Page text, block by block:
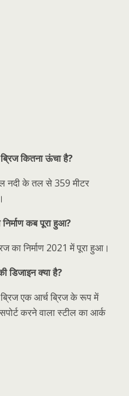
कितना ऊंचा है?
नदी के तल से 359 मीटर
कब पूरा हुआ?
का निर्माण 2021 में पूरा हुआ।
डिजाइन क्या है?
एक आर्च ब्रिज के रूप में
करने वाला स्टील का आर्क